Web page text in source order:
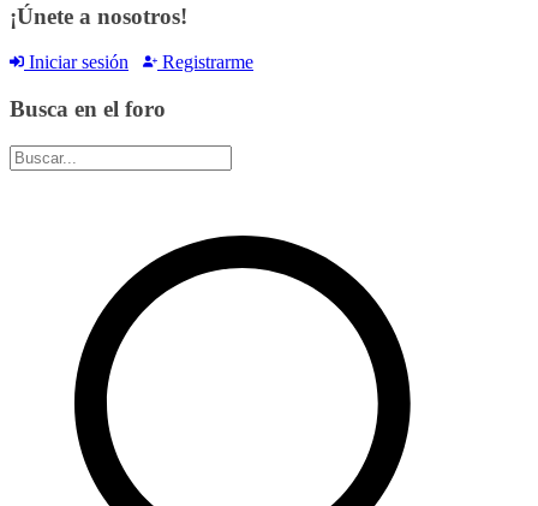
¡Únete a nosotros!
Iniciar sesión Registrarme
Busca en el foro